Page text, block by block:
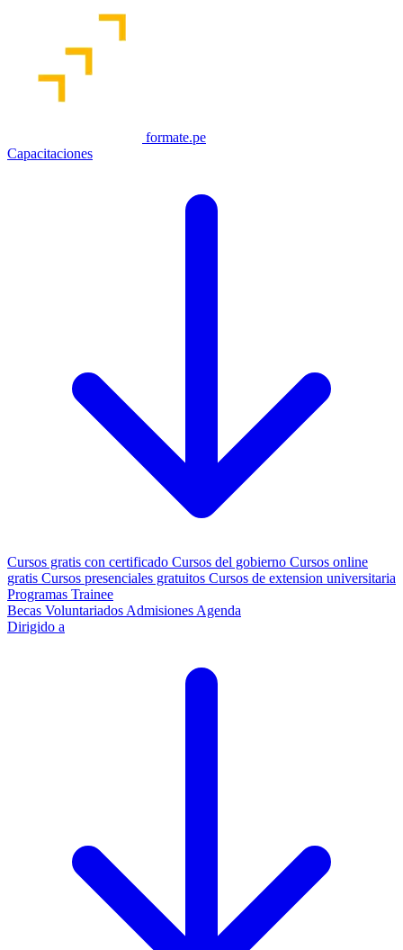
formate.pe
Capacitaciones
Cursos gratis con certificado Cursos del gobierno Cursos online
gratis Cursos presenciales gratuitos Cursos de extension universitaria
Programas Trainee
Becas Voluntariados Admisiones Agenda
Dirigido a